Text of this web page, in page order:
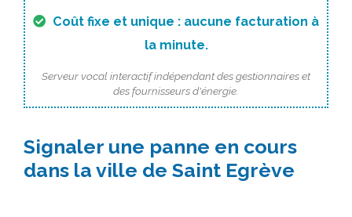
Coût fixe et unique : aucune facturation à
la minute.
Serveur vocal interactif indépendant des gestionnaires et
des fournisseurs d'énergie.
Signaler une panne en cours
dans la ville de Saint Egrève